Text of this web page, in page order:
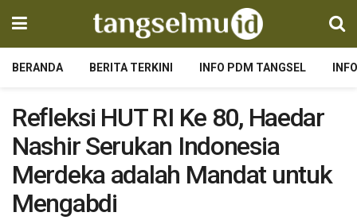
BERANDA BERITA TERKINI INFO PDM TANGSEL
Refleksi HUT RI Ke 80, Haedar
Nashir Serukan Indonesia
Merdeka adalah Mandat untuk
Mengabdi